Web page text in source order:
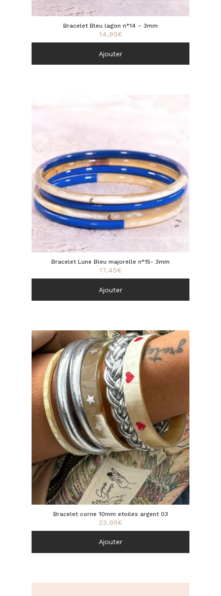
Bracelet Bleu lagon n°14 – 3mm
14,95€
Ajouter
Bracelet Lune Bleu majorelle n°15- 3mm
17,45€
Ajouter
Bracelet corne 10mm etoiles argent 03
23,95€
Ajouter